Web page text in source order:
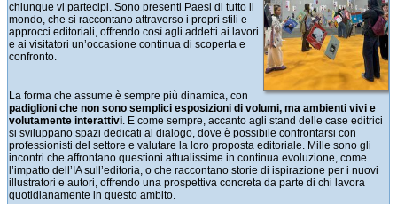
chiunque vi partecipi. Sono presenti Paesi di tutto il
mondo, che si raccontano attraverso i propri stili e
approcci editoriali, offrendo così agli addetti ai lavori
e ai visitatori un’occasione continua di scoperta e
confronto.
La forma che assume è sempre più dinamica, con
padiglioni che non sono semplici esposizioni di volumi, ma ambienti vivi e
volutamente interattivi. E come sempre, accanto agli stand delle case editrici
si sviluppano spazi dedicati al dialogo, dove è possibile confrontarsi con
professionisti del settore e valutare la loro proposta editoriale. Mille sono gli
incontri che affrontano questioni attualissime in continua evoluzione, come
l’impatto dell’IA sull’editoria, o che raccontano storie di ispirazione per i nuovi
illustratori e autori, offrendo una prospettiva concreta da parte di chi lavora
quotidianamente in questo ambito.